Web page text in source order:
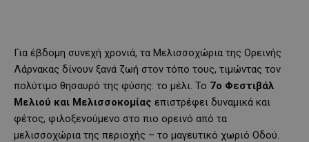
Για έβδομη συνεχή χρονιά, τα Μελισσοχώρια της Ορεινής
Λάρνακας δίνουν ξανά ζωή στον τόπο τους, τιμώντας τον
πολύτιμο θησαυρό της φύσης: το μέλι. Το 7ο Φεστιβάλ
Μελιού και Μελισσοκομίας επιστρέφει δυναμικά και
φέτος, φιλοξενούμενο στο πιο ορεινό από τα
μελισσοχώρια της περιοχής – το μαγευτικό χωριό Οδού.